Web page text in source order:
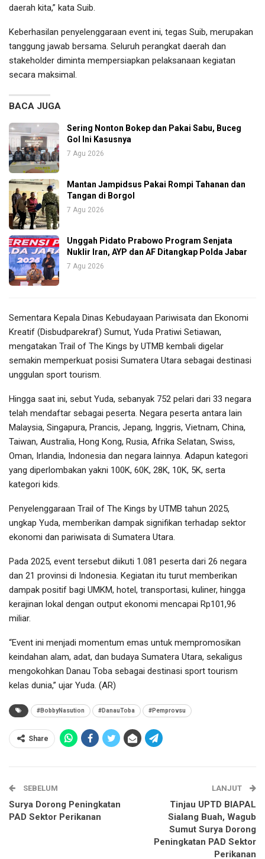
daerah kita,” kata Suib.
Keberhasilan penyelenggaraan event ini, tegas Suib, merupakan
tanggung jawab bersama. Seluruh perangkat daerah dan
stakeholder diminta mempersiapkan pelaksanaan kegiatan
secara maksimal.
BACA JUGA
Sering Nonton Bokep dan Pakai Sabu, Buceg
Gol Ini Kasusnya
7 Agu 2026
Mantan Jampidsus Pakai Rompi Tahanan dan
Tangan di Borgol
7 Agu 2026
Unggah Pidato Prabowo Program Senjata
Nuklir Iran, AYP dan AF Ditangkap Polda Jabar
7 Agu 2026
Sementara Kepala Dinas Kebudayaan Pariwisata dan Ekonomi
Kreatif (Disbudparekraf) Sumut, Yuda Pratiwi Setiawan,
mengatakan Trail of The Kings by UTMB kembali digelar
semakin memperkuat posisi Sumatera Utara sebagai destinasi
unggulan sport tourism.
Hingga saat ini, sebut Yuda, sebanyak 752 pelari dari 33 negara
telah mendaftar sebagai peserta. Negara peserta antara lain
Malaysia, Singapura, Prancis, Jepang, Inggris, Vietnam, China,
Taiwan, Australia, Hong Kong, Rusia, Afrika Selatan, Swiss,
Oman, Irlandia, Indonesia dan negara lainnya. Adapun kategori
yang diperlombakan yakni 100K, 60K, 28K, 10K, 5K, serta
kategori kids.
Penyelenggaraan Trail of The Kings by UTMB tahun 2025,
ungkap Yuda, memberikan dampak signifikan terhadap sektor
ekonomi dan pariwisata di Sumatera Utara.
Pada 2025, event tersebut diikuti 1.081 peserta dari 26 negara
dan 21 provinsi di Indonesia. Kegiatan itu turut memberikan
dampak positif bagi UMKM, hotel, transportasi, kuliner, hingga
kerajinan lokal dengan output ekonomi mencapai Rp101,96
miliar.
“Event ini menjadi momentum emas untuk mempromosikan
keindahan alam, adat, dan budaya Sumatera Utara, sekaligus
mengokohkan Danau Toba sebagai destinasi sport tourism
kelas dunia,” ujar Yuda. (AR)
#BobbyNasution #DanauToba #Pemprovsu
Share
SEBELUM
Surya Dorong Peningkatan
PAD Sektor Perikanan
LANJUT
Tinjau UPTD BIAPAL
Sialang Buah, Wagub
Sumut Surya Dorong
Peningkatan PAD Sektor
Perikanan